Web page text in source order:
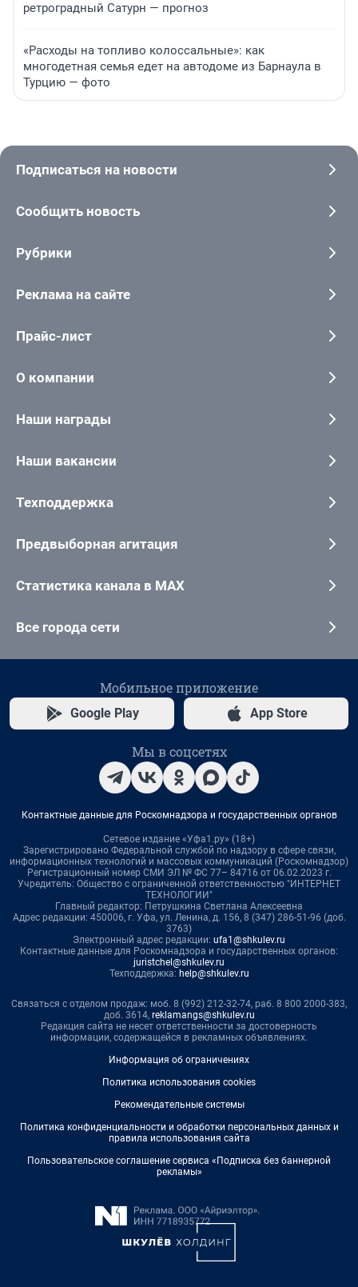
ретроградный Сатурн — прогноз
«Расходы на топливо колоссальные»: как
многодетная семья едет на автодоме из Барнаула в
Турцию — фото
Подписаться на новости
Сообщить новость
Рубрики
Реклама на сайте
Прайс-лист
О компании
Наши награды
Наши вакансии
Техподдержка
Предвыборная агитация
Статистика канала в MAX
Все города сети
Мобильное приложение
Google Play App Store
Мы в соцсетях
Контактные данные для Роскомнадзора и государственных органов
Сетевое издание «Уфа1.ру» (18+)
Зарегистрировано Федеральной службой по надзору в сфере связи,
информационных технологий и массовых коммуникаций (Роскомнадзор)
Регистрационный номер СМИ ЭЛ № ФС 77– 84716 от 06.02.2023 г.
Учредитель: Общество с ограниченной ответственностью "ИНТЕРНЕТ
ТЕХНОЛОГИИ"
Главный редактор: Петрушкина Светлана Алексеевна
Адрес редакции: 450006, г. Уфа, ул. Ленина, д. 156, 8 (347) 286-51-96 (доб.
3763)
Электронный адрес редакции: ufa1@shkulev.ru
Контактные данные для Роскомнадзора и государственных органов:
juristchel@shkulev.ru
Техподдержка: help@shkulev.ru
Связаться с отделом продаж: моб. 8 (992) 212-32-74, раб. 8 800 2000-383,
доб. 3614, reklamangs@shkulev.ru
Редакция сайта не несет ответственности за достоверность
информации, содержащейся в рекламных объявлениях.
Информация об ограничениях
Политика использования cookies
Рекомендательные системы
Политика конфиденциальности и обработки персональных данных и
правила использования сайта
Пользовательское соглашение сервиса «Подписка без баннерной
рекламы»